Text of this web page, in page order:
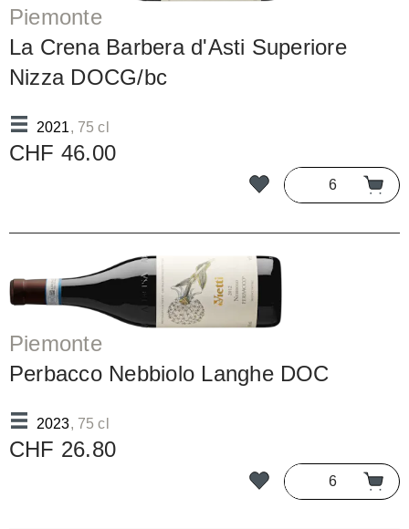
Piemonte
La Crena Barbera d'Asti Superiore
Nizza DOCG/bc
2021, 75 cl
CHF 46.00
Piemonte
Perbacco Nebbiolo Langhe DOC
2023, 75 cl
CHF 26.80